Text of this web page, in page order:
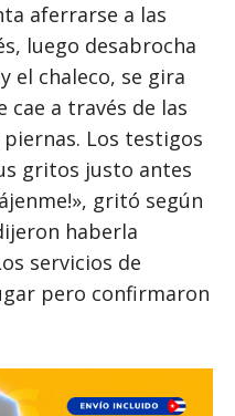
aferrarse a las
luego desabrocha
el chaleco, se gira
cae a través de las
Los testigos
gritos justo antes
gritó según
haberla
servicios de
pero confirmaron